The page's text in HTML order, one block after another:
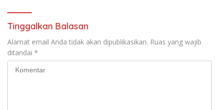
Tinggalkan Balasan
Alamat email Anda tidak akan dipublikasikan. Ruas yang wajib
ditandai *